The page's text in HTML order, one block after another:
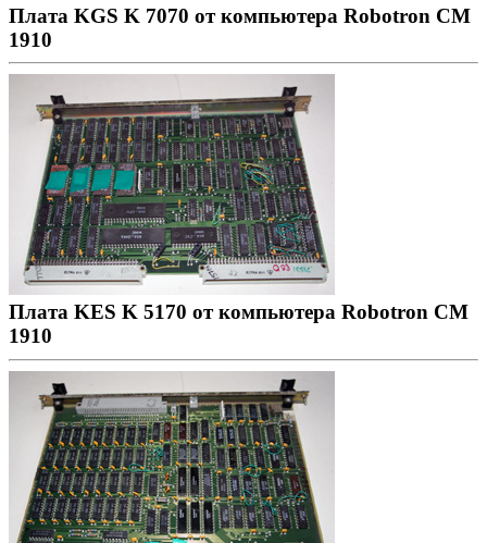
Плата KGS K 7070 от компьютера Robotron CM
1910
Плата KES K 5170 от компьютера Robotron CM
1910